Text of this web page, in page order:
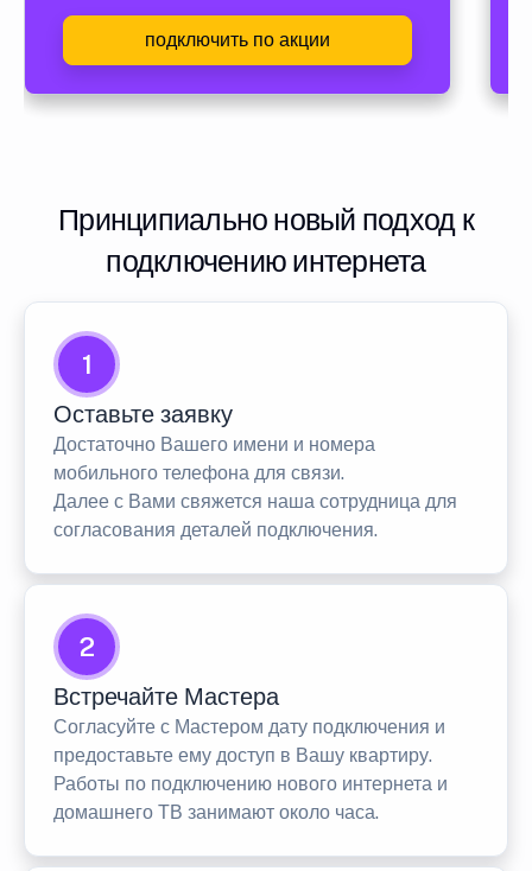
подключить по акции
Принципиально новый подход к
подключению интернета
1
Оставьте заявку
Достаточно Вашего имени и номера
мобильного телефона для связи.
Далее с Вами свяжется наша сотрудница для
согласования деталей подключения.
2
Встречайте Мастера
Согласуйте с Мастером дату подключения и
предоставьте ему доступ в Вашу квартиру.
Работы по подключению нового интернета и
домашнего ТВ занимают около часа.